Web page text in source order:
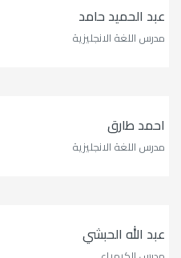
عبد الحميد حامد
مدرس اللغة الانجليزية
احمد طارق
مدرس اللغة الانجليزية
عبد الله الحبشي